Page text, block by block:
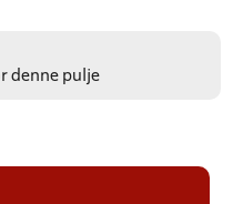
denne pulje